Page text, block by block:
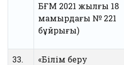
БҒМ 2021 жылғы 18
мамырдағы № 221
бұйрығы)
33.
«Білім беру